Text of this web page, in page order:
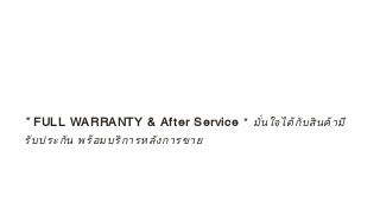
*FULL WARRANTY & After Service * มั่นใจได้กับสินค้ามี
รับประกัน พร้อมบริการหลังการขาย